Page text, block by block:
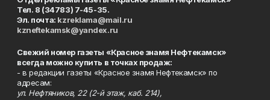
Тел. 8 (34783) 7-45-35.
Эл. почта: kzreklama@mail.ru
kzneftekamsk@yandex.ru
Свежий номер газеты «Красное знамя Нефтекамск»
всегда можно купить в точках продаж:
- в редакции газеты «Красное знамя Нефтекамск» по
адресам:
ул. Нефтяников, 22 (2-й этаж, каб. 214),